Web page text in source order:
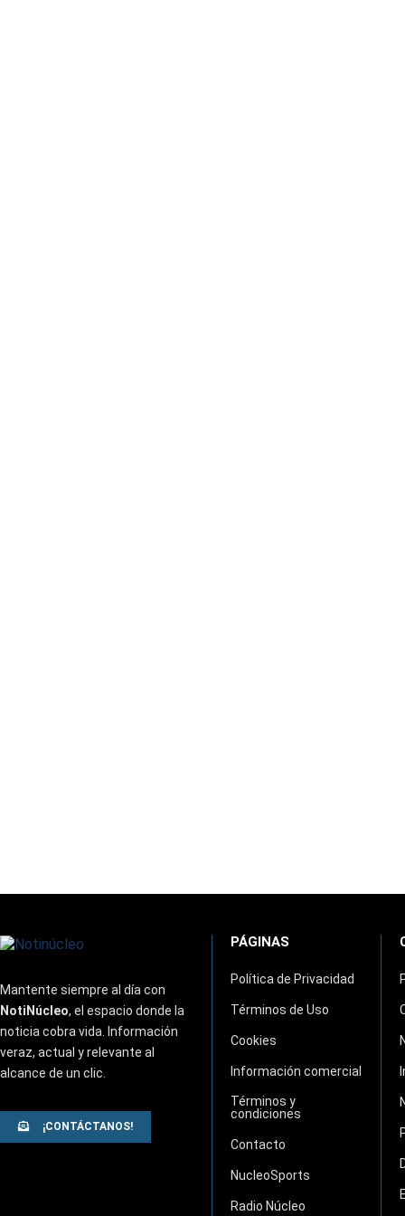
Mantente siempre al día con
NotiNúcleo, el espacio donde la
noticia cobra vida. Información
veraz, actual y relevante al
alcance de un clic.
¡CONTÁCTANOS!
PÁGINAS
Política de Privacidad
Términos de Uso
Cookies
Información comercial
Términos y
condiciones
Contacto
NucleoSports
Radio Núcleo